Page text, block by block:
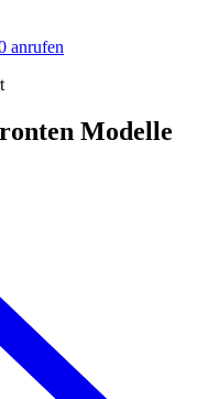
anrufen
Modelle